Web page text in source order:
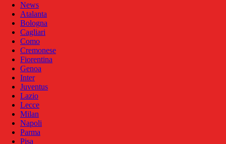
News
Atalanta
Bologna
Cagliari
Como
Cremonese
Fiorentina
Genoa
Inter
Juventus
Lazio
Lecce
Milan
Napoli
Parma
Pisa